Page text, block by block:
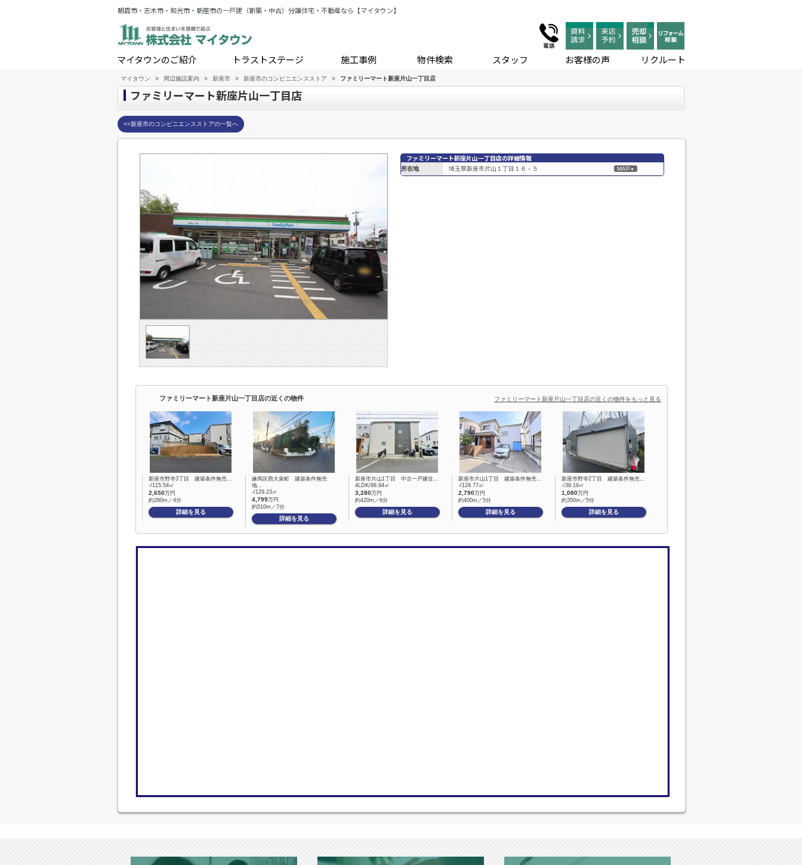
朝霞市・志木市・和光市・新座市の一戸建（新築・中古）分譲住宅・不動産なら【マイタウン】
マイタウンのご紹介 トラストステージ 施工事例 物件検索 スタッフ お客様の声 リクルート
マイタウン > 周辺施設案内 > 新座市 > 新座市のコンビニエンスストア > ファミリーマート新座片山一丁目店
ファミリーマート新座片山一丁目店
<<新座市のコンビニエンスストアの一覧へ
ファミリーマート新座片山一丁目店の詳細情報
所在地 埼玉県新座市片山１丁目１６－５ MAP ▼
ファミリーマート新座片山一丁目店の近くの物件 ファミリーマート新座片山一丁目店の近くの物件をもっと見る
新座市野寺3丁目 建築条件無売…
-/115.54㎡
2,650万円
約260m／4分
詳細を見る
練馬区西大泉町 建築条件無売
地…
-/129.23㎡
4,799万円
約510m／7分
詳細を見る
新座市片山1丁目 中古一戸建住…
4LDK/98.94㎡
3,280万円
約420m／6分
詳細を見る
新座市片山1丁目 建築条件無売…
-/129.77㎡
2,790万円
約400m／5分
詳細を見る
新座市野寺2丁目 建築条件無売…
-/39.19㎡
1,080万円
約350m／5分
詳細を見る